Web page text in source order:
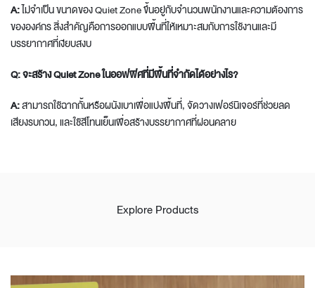
A:ไม่จำเป็น ขนาดของ Quiet Zone ขึ้นอยู่กับจำนวนพนักงานและความต้องการ
ขององค์กร สิ่งสำคัญคือการออกแบบพื้นที่ให้เหมาะสมกับการใช้งานและมี
บรรยากาศที่เงียบสงบ
Q: จะสร้าง Quiet Zone ในออฟฟิศที่มีพื้นที่จำกัดได้อย่างไร?
A:สามารถใช้ฉากกั้นหรือผนังเบาเพื่อแบ่งพื้นที่, จัดวางเฟอร์นิเจอร์ที่ช่วยลด
เสียงรบกวน, และใช้สีโทนเย็นเพื่อสร้างบรรยากาศที่ผ่อนคลาย
Explore Products